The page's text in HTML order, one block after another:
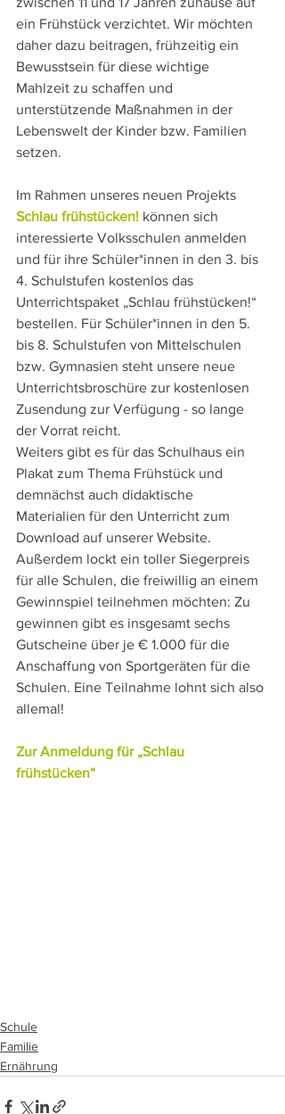
ein Frühstück verzichtet. Wir möchten
daher dazu beitragen, frühzeitig ein
Bewusstsein für diese wichtige
Mahlzeit zu schaffen und
unterstützende Maßnahmen in der
Lebenswelt der Kinder bzw. Familien
setzen.
Im Rahmen unseres neuen Projekts
Schlau frühstücken! können sich
interessierte Volksschulen anmelden
und für ihre Schüler*innen in den 3. bis
4. Schulstufen kostenlos das
Unterrichtspaket „Schlau frühstücken!“
bestellen. Für Schüler*innen in den 5.
bis 8. Schulstufen von Mittelschulen
bzw. Gymnasien steht unsere neue
Unterrichtsbroschüre zur kostenlosen
Zusendung zur Verfügung - so lange
der Vorrat reicht.
Weiters gibt es für das Schulhaus ein
Plakat zum Thema Frühstück und
demnächst auch didaktische
Materialien für den Unterricht zum
Download auf unserer Website.
Außerdem lockt ein toller Siegerpreis
für alle Schulen, die freiwillig an einem
Gewinnspiel teilnehmen möchten: Zu
gewinnen gibt es insgesamt sechs
Gutscheine über je € 1.000 für die
Anschaffung von Sportgeräten für die
Schulen. Eine Teilnahme lohnt sich also
allemal!
Zur Anmeldung für „Schlau
frühstücken“
Schule
Familie
Ernährung